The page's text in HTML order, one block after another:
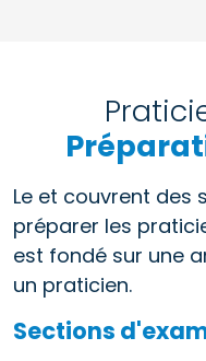
Le et couvrent des
préparer les
est fondé sur une
un praticien.
Sections